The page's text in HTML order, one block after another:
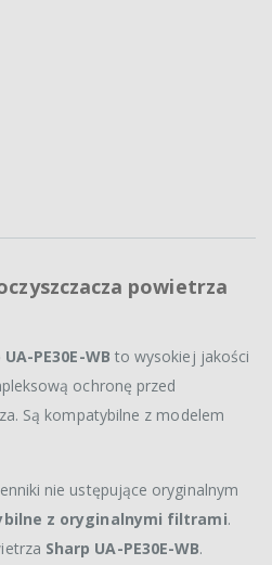
powietrza
PE30E-WB to wysokiej jakości
ochronę przed
Są kompatybilne z modelem
nie ustępujące oryginalnym
z oryginalnymi filtrami.
Sharp UA-PE30E-WB.